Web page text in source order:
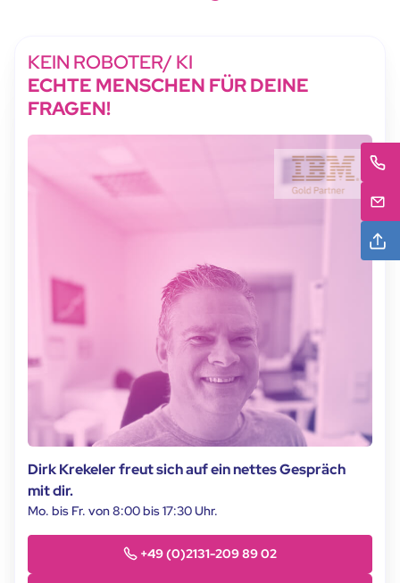
KEIN ROBOTER/ KI
ECHTE MENSCHEN FÜR DEINE
FRAGEN!
Dirk Krekeler freut sich auf ein nettes Gespräch
mit dir.
Mo. bis Fr. von 8:00 bis 17:30 Uhr.
+49 (0)2131-209 89 02